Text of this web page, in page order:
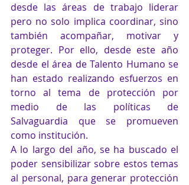
desde las áreas de trabajo liderar
pero no solo implica coordinar, sino
también acompañar, motivar y
proteger. Por ello, desde este año
desde el área de Talento Humano se
han estado realizando esfuerzos en
torno al tema de protección por
medio de las políticas de
Salvaguardia que se promueven
como institución.
A lo largo del año, se ha buscado el
poder sensibilizar sobre estos temas
al personal, para generar protección